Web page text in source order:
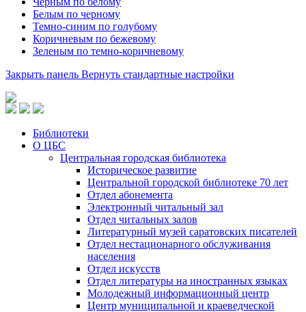
Белым по черному
Темно-синим по голубому
Коричневым по бежевому
Зеленым по темно-коричневому
Закрыть панель Вернуть стандартные настройки
Библиотеки
О ЦБС
Центральная городская библиотека
Историческое развитие
Центральной городской библиотеке 70 лет
Отдел абонемента
Электронный читальный зал
Отдел читальных залов
Литературный музей саратовских писателей
Отдел нестационарного обслуживания
населения
Отдел искусств
Отдел литературы на иностранных языках
Молодежный информационный центр
Центр муниципальной и краеведческой